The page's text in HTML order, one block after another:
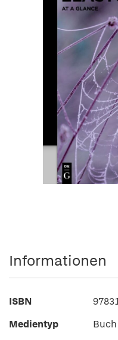
Informationen
ISBN
Medientyp
Buch